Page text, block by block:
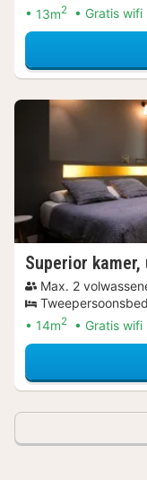
13m2 Gratis wifi
Superior
Max. 2
Tweepersoonsbed
14m2 Gratis wifi